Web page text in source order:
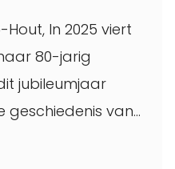
In 2025 viert
80-jarig
jubileumjaar
geschiedenis van